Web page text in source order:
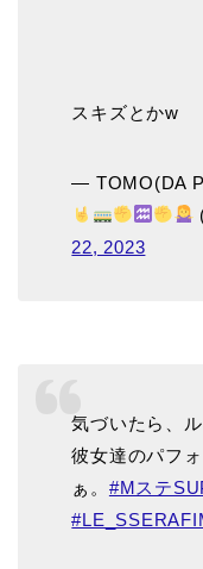
スキズとかw
— TOMO(DA
22, 2023
気づいたら、
彼女達のパフ
ぁ。 #Mステ